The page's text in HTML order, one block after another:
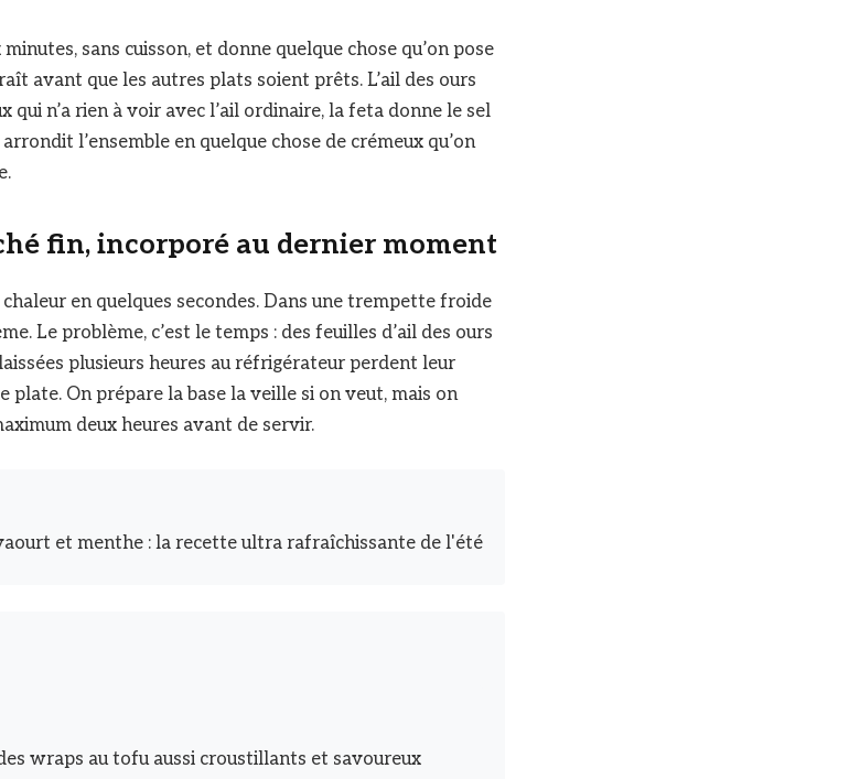
sans cuisson, et donne quelque chose qu’on pose
avant que les autres plats soient prêts. L’ail des ours
qui n’a rien à voir avec l’ail ordinaire, la feta donne le sel
l’ensemble en quelque chose de crémeux qu’on
fin, incorporé au dernier moment
en quelques secondes. Dans une trempette froide
Le problème, c’est le temps : des feuilles d’ail des ours
plusieurs heures au réfrigérateur perdent leur
On prépare la base la veille si on veut, mais on
deux heures avant de servir.
et menthe : la recette ultra rafraîchissante de l'été
wraps au tofu aussi croustillants et savoureux